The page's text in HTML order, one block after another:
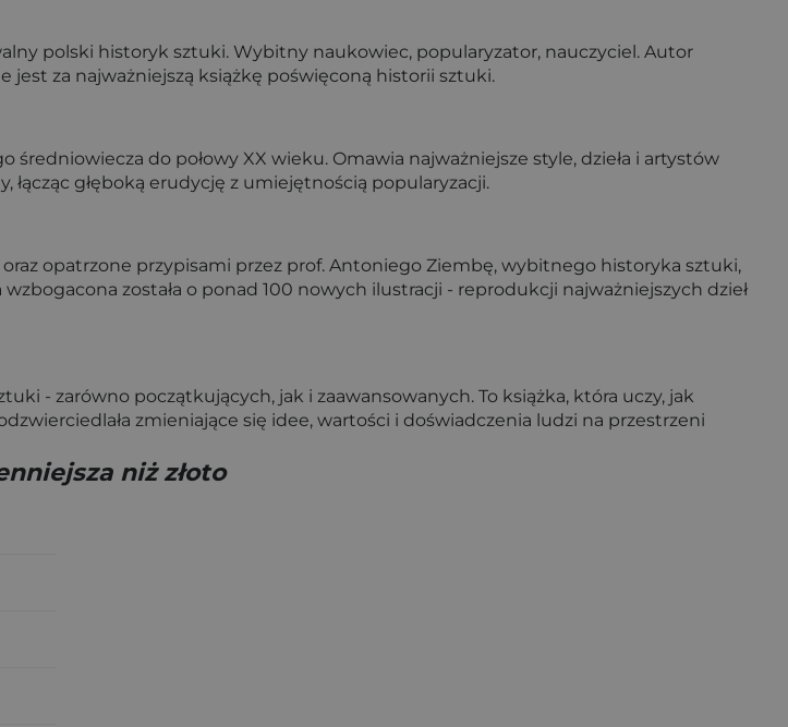
polski historyk sztuki. Wybitny naukowiec, popularyzator, nauczyciel. Autor
jest za najważniejszą książkę poświęconą historii sztuki.
do połowy XX wieku. Omawia najważniejsze style, dzieła i artystów
głęboką erudycję z umiejętnością popularyzacji.
opatrzone przypisami przez prof. Antoniego Ziembę, wybitnego historyka sztuki,
została o ponad 100 nowych ilustracji - reprodukcji najważniejszych dzieł
- zarówno początkujących, jak i zaawansowanych. To książka, która uczy, jak
zmieniające się idee, wartości i doświadczenia ludzi na przestrzeni
niż złoto